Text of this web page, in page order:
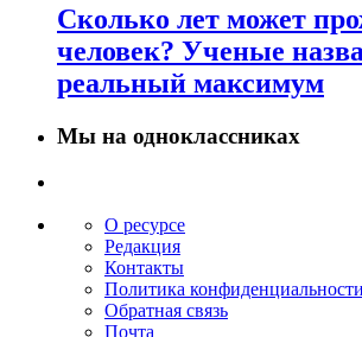
Сколько лет может
человек? Ученые
реальный максимум
Мы на одноклассниках
О ресурсе
Редакция
Контакты
Политика конфиденциальности
Обратная связь
Почта